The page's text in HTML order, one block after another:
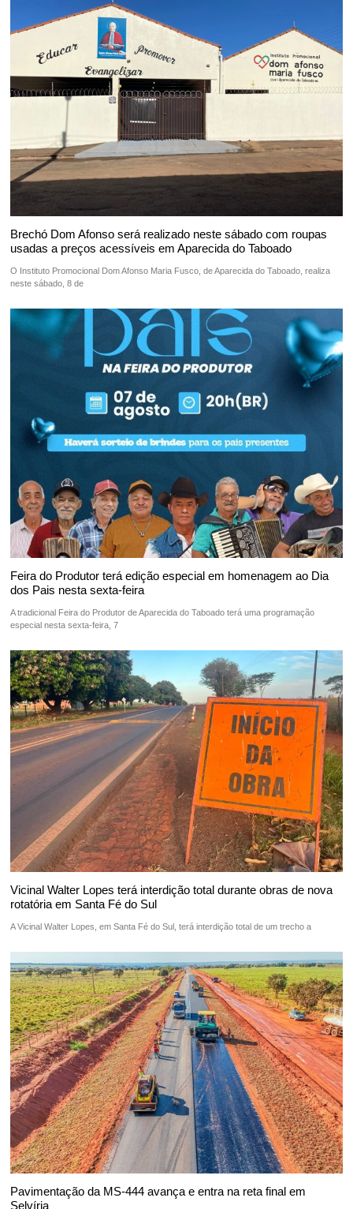
Brechó Dom Afonso será realizado neste sábado com roupas
usadas a preços acessíveis em Aparecida do Taboado
O Instituto Promocional Dom Afonso Maria Fusco, de Aparecida do Taboado, realiza
neste sábado, 8 de
Feira do Produtor terá edição especial em homenagem ao Dia
dos Pais nesta sexta-feira
A tradicional Feira do Produtor de Aparecida do Taboado terá uma programação
especial nesta sexta-feira, 7
Vicinal Walter Lopes terá interdição total durante obras de nova
rotatória em Santa Fé do Sul
A Vicinal Walter Lopes, em Santa Fé do Sul, terá interdição total de um trecho a
Pavimentação da MS-444 avança e entra na reta final em
Selvíria